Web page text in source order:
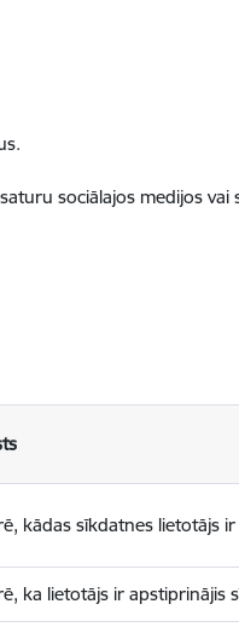
sociālajos medijos
kādas sīkdatnes lietotājs
ka lietotājs ir apstiprinājis